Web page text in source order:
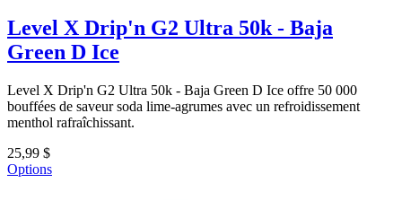
Level X Drip'n G2 Ultra 50k - Baja
Green D Ice
Level X Drip'n G2 Ultra 50k - Baja Green D Ice offre 50 000
bouffées de saveur soda lime-agrumes avec un refroidissement
menthol rafraîchissant.
25,99 $
Options